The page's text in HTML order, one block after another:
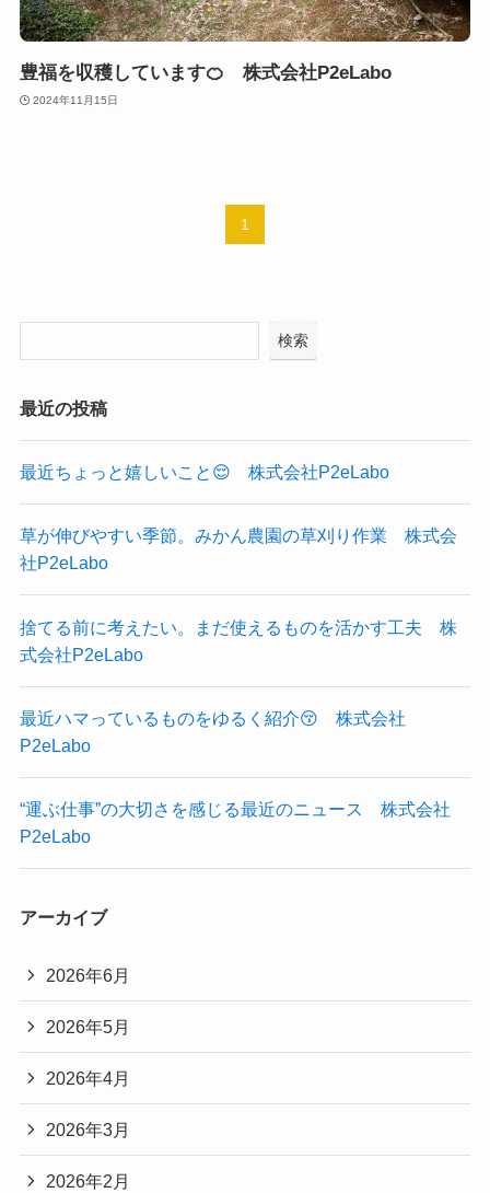
豊福を収穫しています🍊 株式会社P2eLabo
2024年11月15日
1
検索
最近の投稿
最近ちょっと嬉しいこと😌 株式会社P2eLabo
草が伸びやすい季節。みかん農園の草刈り作業 株式会
社P2eLabo
捨てる前に考えたい。まだ使えるものを活かす工夫 株
式会社P2eLabo
最近ハマっているものをゆるく紹介😚 株式会社
P2eLabo
“運ぶ仕事”の大切さを感じる最近のニュース 株式会社
P2eLabo
アーカイブ
2026年6月
2026年5月
2026年4月
2026年3月
2026年2月